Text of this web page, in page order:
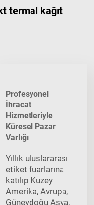
termal kağıt
Profesyonel
İhracat
Hizmetleriyle
Küresel Pazar
Varlığı
Yıllık uluslararası
etiket fuarlarına
katılıp Kuzey
Amerika, Avrupa,
Güneydoğu Asya,